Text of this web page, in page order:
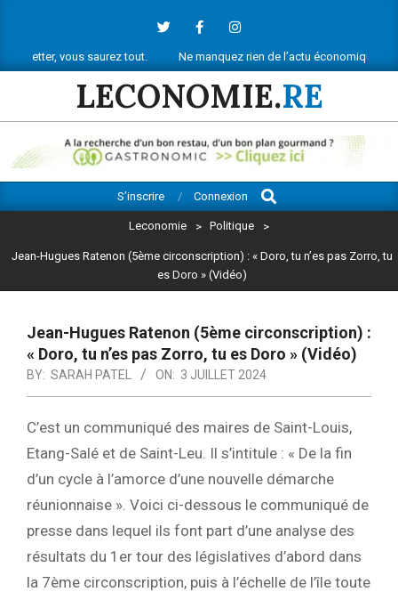
contentsaurez tout. Ne manquez rien de l’actu économique réunionnaise,
LECONOMIE.RE
Navigation
S’inscrire Connexion
Search
Leconomie > Politique >
Jean-Hugues Ratenon (5ème circonscription) : « Doro, tu n’es pas Zorro, tu
es Doro » (Vidéo)
Jean-Hugues Ratenon (5ème circonscription) :
« Doro, tu n’es pas Zorro, tu es Doro » (Vidéo)
BY: SARAH PATEL ON: 3 JUILLET 2024
C’est un communiqué des maires de Saint-Louis,
Etang-Salé et de Saint-Leu. Il s’intitule : « De la fin
d’un cycle à l’amorce d’une nouvelle démarche
réunionnaise ». Voici ci-dessous le communiqué de
presse dans lequel ils font part d’une analyse des
résultats du 1er tour des législatives d’abord dans
la 7ème circonscription, puis à l’échelle de l’île toute